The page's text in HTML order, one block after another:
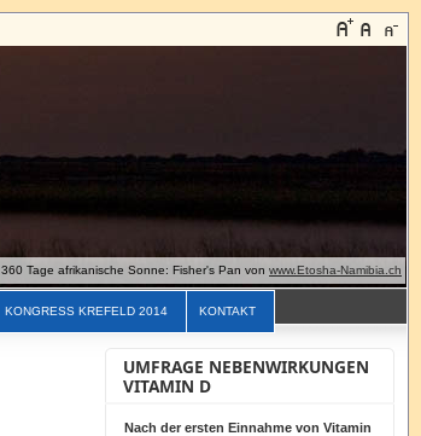
360 Tage afrikanische Sonne: Fisher's Pan von www.Etosha-Namibia.ch
KONGRESS KREFELD 2014 KONTAKT
UMFRAGE NEBENWIRKUNGEN
VITAMIN D
Nach der ersten Einnahme von Vitamin